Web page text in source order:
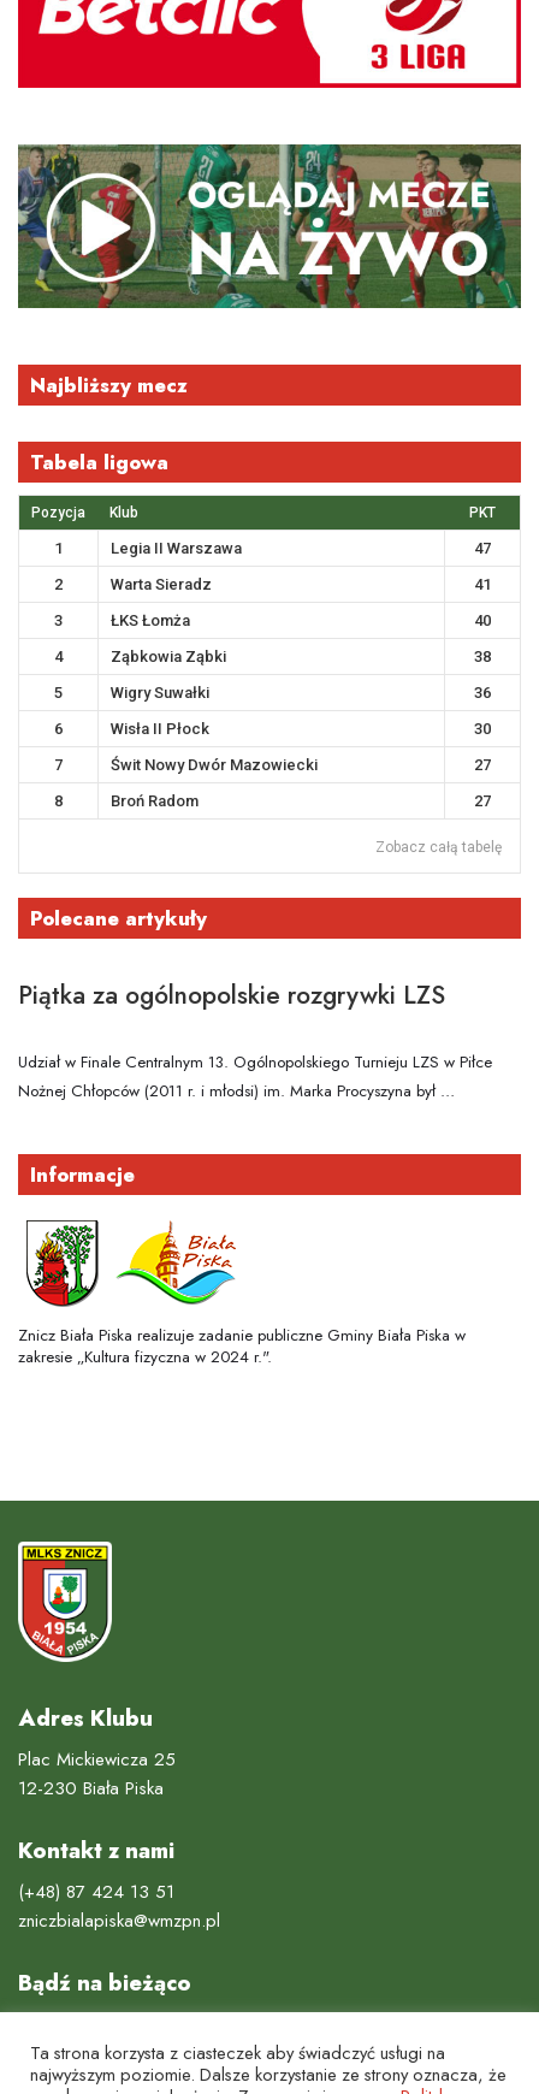
Najbliższy mecz
Tabela ligowa
Pozycja Klub PKT
1 Legia II Warszawa
47
2
Warta Sieradz
41
3
ŁKS Łomża
40
4
Ząbkowia Ząbki
38
5
Wigry Suwałki
36
6
Wisła II Płock
30
7
Świt Nowy Dwór Mazowiecki
27
8
Broń Radom 27
Zobacz całą tabelę
Polecane artykuły
Piątka za ogólnopolskie rozgrywki LZS
Udział w Finale Centralnym 13. Ogólnopolskiego Turnieju LZS w Piłce
Nożnej Chłopców (2011 r. i młodsi) im. Marka Procyszyna był …
Informacje
Znicz Biała Piska realizuje zadanie publiczne Gminy Biała Piska w
zakresie „Kultura fizyczna w 2024 r.".
Adres Klubu
Plac Mickiewicza 25
12-230 Biała Piska
Kontakt z nami
(+48) 87 424 13 51
zniczbialapiska@wmzpn.pl
Bądź na bieżąco
Ta strona korzysta z ciasteczek aby świadczyć usługi na
najwyższym poziomie. Dalsze korzystanie ze strony oznacza, że